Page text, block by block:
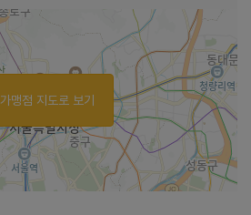
가맹점 지도로 보기